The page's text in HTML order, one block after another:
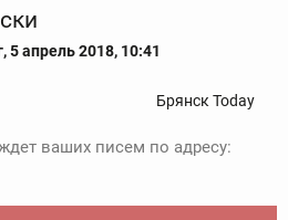
5 апрель 2018, 10:41
Брянск Today
ваших писем по адресу: